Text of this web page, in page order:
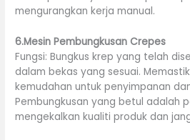
mengurangkan kerja manual.
6.Mesin Pembungkusan Crepes
Fungsi: Bungkus krep yang telah
dalam bekas yang sesuai.
kemudahan untuk penyimpanan
Pembungkusan yang betul adalah
mengekalkan kualiti produk dan